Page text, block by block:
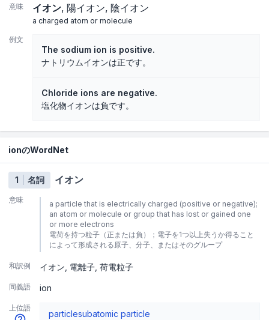
意味 イオン 陽イオン 陰イオン
a charged atom or molecule
例文
The sodium ion is positive.
ナトリウムイオンは正です。
Chloride ions are negative.
塩化物イオンは負です。
ionのWordNet
1 名詞 イオン
意味
a particle that is electrically charged (positive or negative);
an atom or molecule or group that has lost or gained one
or more electrons
電荷を持つ粒子（正または負）；電子を1つ以上失うか得ること
によって形成される原子、分子、またはそのグループ
和訳例 イオン 電離子 荷電粒子
同義語 ion
上位語
particlesubatomic particle